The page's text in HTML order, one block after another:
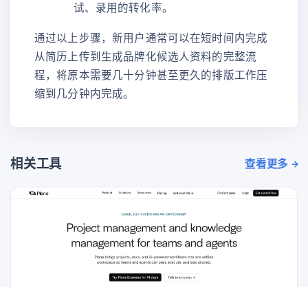
试、录用的转化率。
通过以上步骤，新用户通常可以在短时间内完成
从简历上传到生成品牌化候选人资料的完整流
程，将原本需要几十分钟甚至更久的排版工作压
缩到几分钟内完成。
相关工具 查看更多